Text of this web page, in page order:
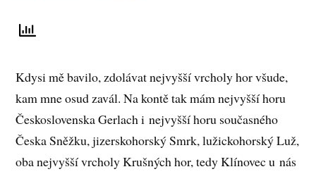
Kdysi mě bavilo, zdolávat nejvyšší vrcholy hor všude,
kam mne osud zavál. Na kontě tak mám nejvyšší horu
Československa Gerlach i nejvyšší horu současného
Česka Sněžku, jizerskohorský Smrk, lužickohorský Luž,
oba nejvyšší vrcholy Krušných hor, tedy Klínovec u nás